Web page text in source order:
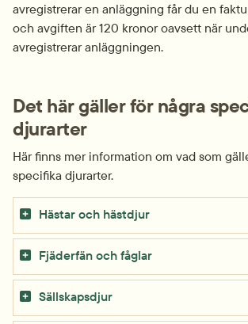
avregistrerar en anläggning får du en
och avgiften är 120 kronor oavsett när
avregistrerar anläggningen.
Det här gäller för några
djurarter
Här finns mer information om vad som
specifika djurarter.
Hästar och hästdjur
Fjäderfän och fåglar
Sällskapsdjur